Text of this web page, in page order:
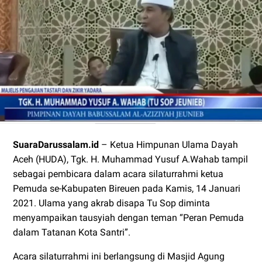
SuaraDarussalam.id – Ketua Himpunan Ulama Dayah
Aceh (HUDA), Tgk. H. Muhammad Yusuf A.Wahab tampil
sebagai pembicara dalam acara silaturrahmi ketua
Pemuda se-Kabupaten Bireuen pada Kamis, 14 Januari
2021. Ulama yang akrab disapa Tu Sop diminta
menyampaikan tausyiah dengan teman “Peran Pemuda
dalam Tatanan Kota Santri”.
Acara silaturrahmi ini berlangsung di Masjid Agung